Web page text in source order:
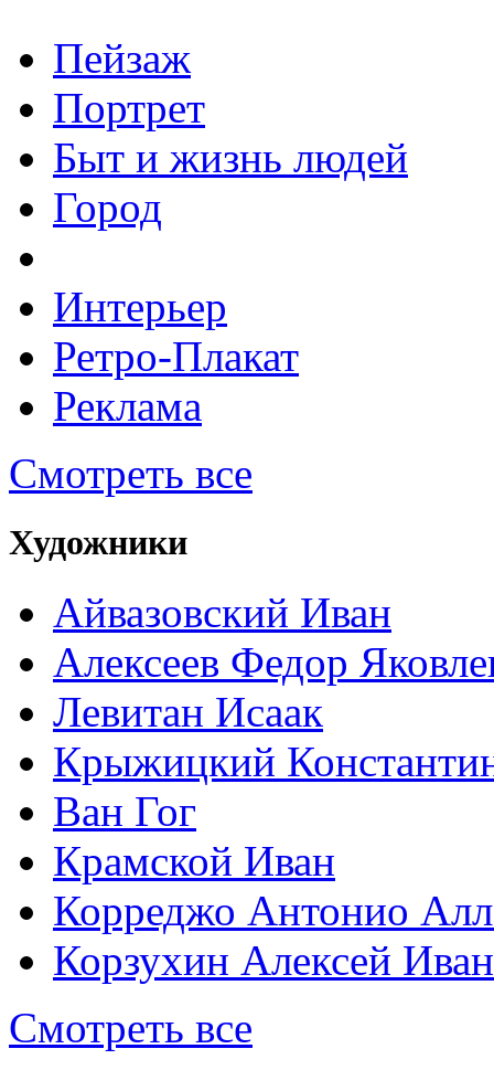
Пейзаж
Портрет
Быт и жизнь людей
Город
Интерьер
Ретро-Плакат
Реклама
Смотреть все
Художники
Айвазовский Иван
Алексеев Федор
Левитан Исаак
Крыжицкий
Ван Гог
Крамской Иван
Корреджо Антонио
Корзухин Алексей
Смотреть все